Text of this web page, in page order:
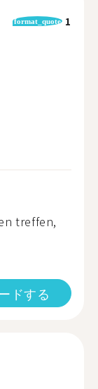
format_quote 1
treffen,
ドする